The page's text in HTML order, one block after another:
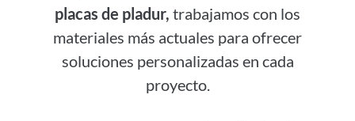
placas de pladur, trabajamos con los
materiales más actuales para ofrecer
soluciones personalizadas en cada
proyecto.